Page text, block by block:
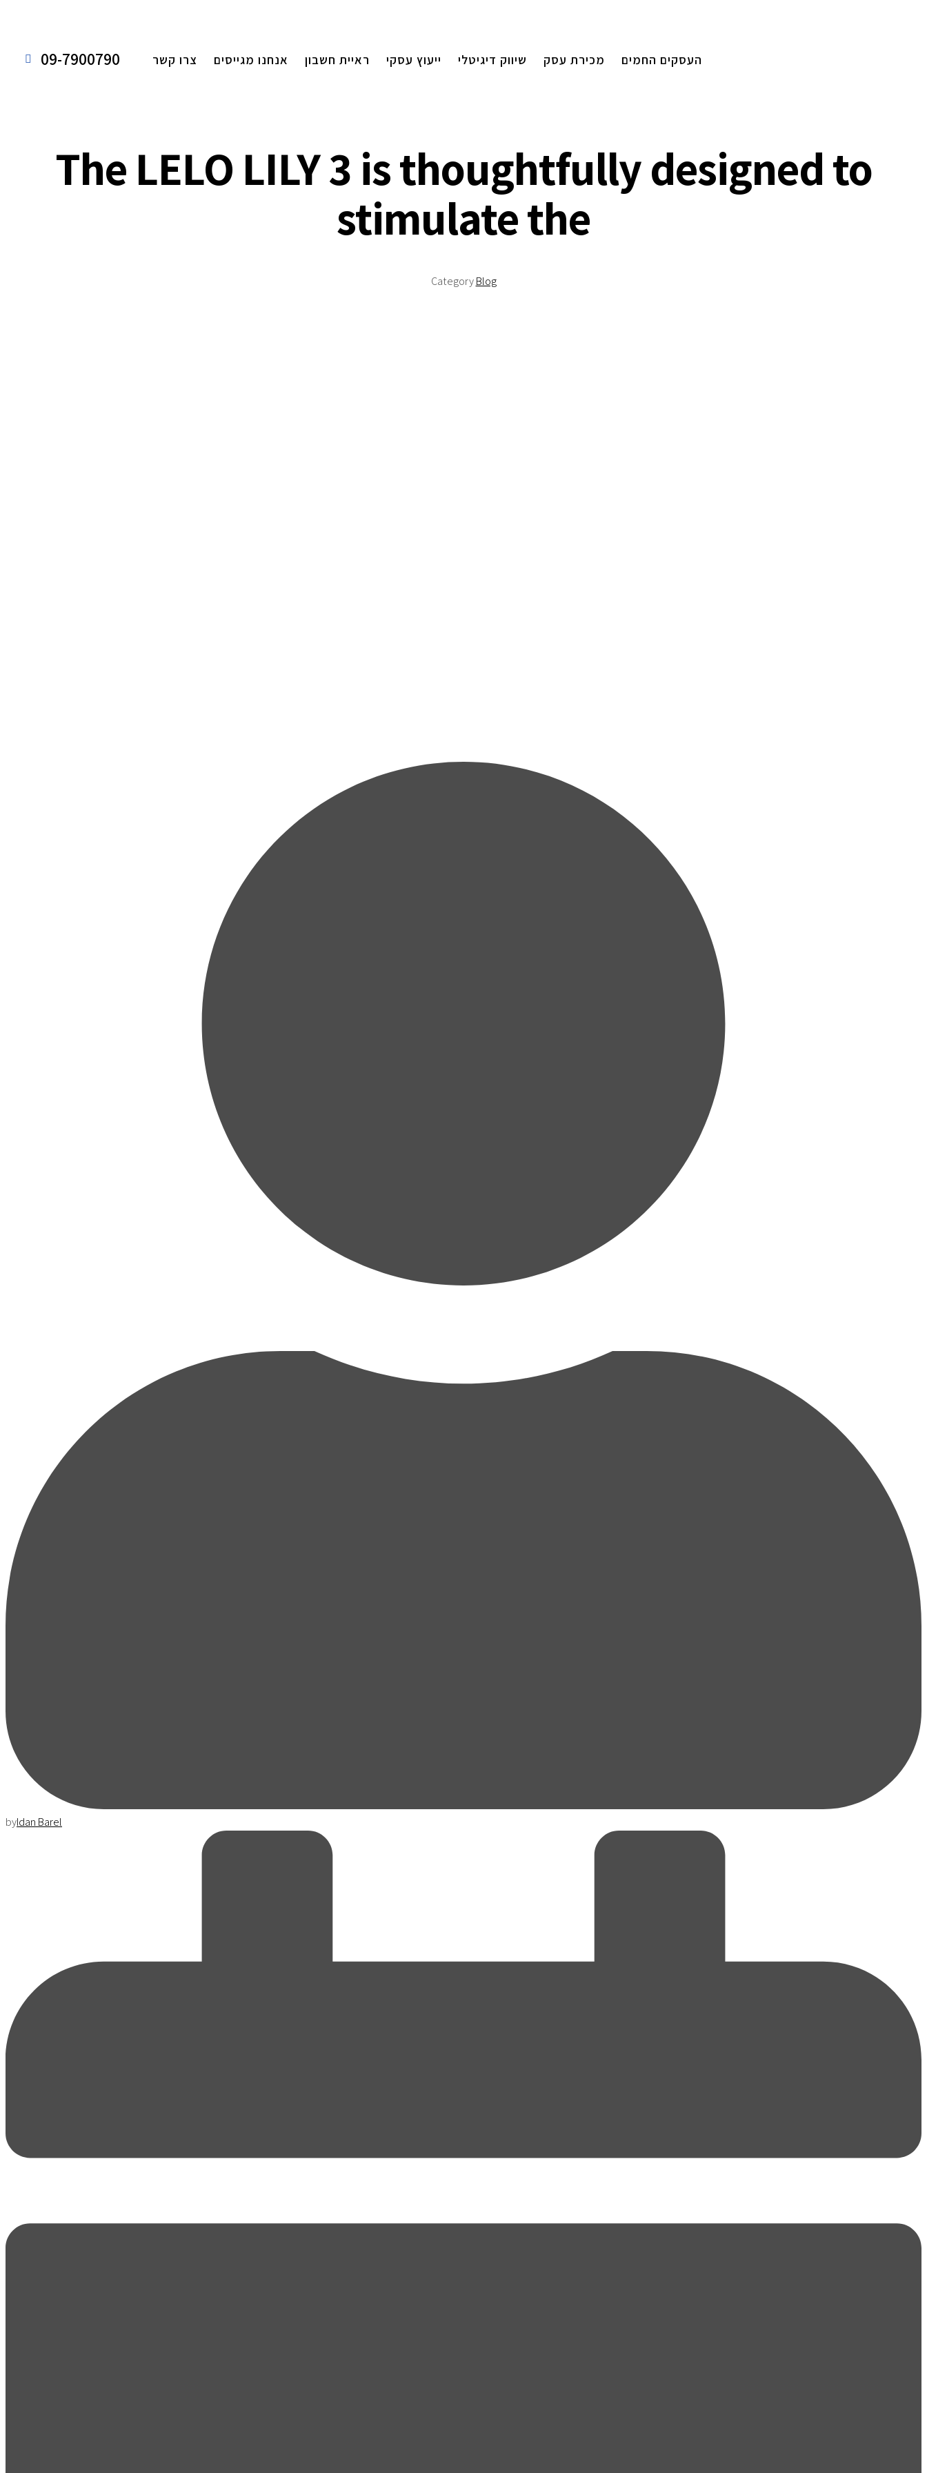
09-7900790 צרו קשר אנחנו מגייסים ראיית חשבון ייעוץ עסקי שיווק דיגיטלי מכירת עסק העסקים החמים
The LELO LILY 3 is thoughtfully designed to
stimulate the
CategoryBlog
byIdan Barel